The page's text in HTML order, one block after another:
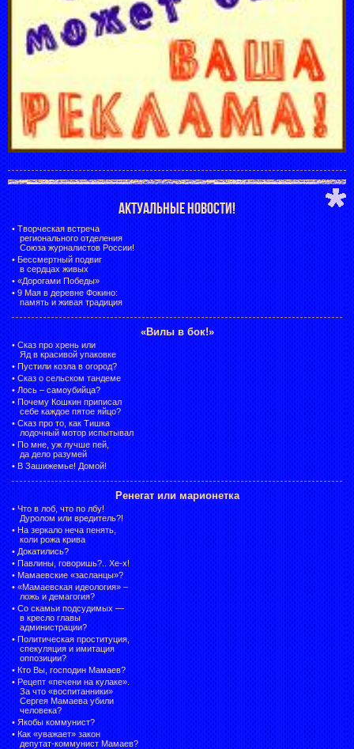
АКТУАЛЬНЫЕ НОВОСТИ!
• Творческая встреча
регионального отделения
Союза журналистов России!
• Бессмертный подвиг
в сердцах живых
• «Дорогами Победы»
• 9 Мая в деревне Фокино:
память и живая традиция
«Вилы в бок!»
• Сказ про хрень или
Яд в красивой упаковке
• Пустили козла в огород?
• Сказ о сельском тандеме
• Лось – самоубийца?
• Почему Кошкин приписал
себе каждое пятое яйцо?
• Сказ про то, как Тишка
лодочный мотор испытывал
• По мне, уж лучше пей,
да дело разумей
• В Зашижемье! Домой!
Ренегат или марионетка
• Что в лоб, что по лбу!
Дуролом или вредитель?!
• На зеркало неча пенять,
коли рожа крива
• Докатились?
• Павлины, говоришь?.. Хе-х!
• Мамаевские «засланцы»?
• «Мамаевская идеология» –
ложь и демагогия?
• Со скамьи подсудимых —
в кресло главы
администрации?
• Политическая проституция,
спекуляция и имитация
оппозиции?
• Кто Вы, господин Мамаев?
• Рецепт «печени на кулаке».
За что «воспитанники»
Сергея Мамаева убили
человека?
• Якобы коммунист?
• Как «уважает» закон
депутат-коммунист Мамаев?